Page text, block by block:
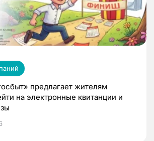
предлагает жителям
на электронные квитанции и